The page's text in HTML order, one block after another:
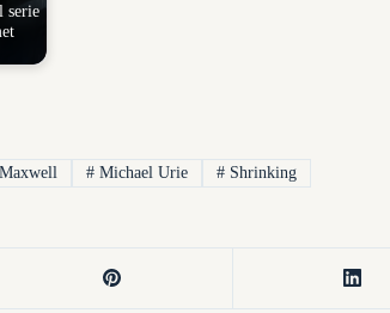
serie
# Michael Urie #Shrinking